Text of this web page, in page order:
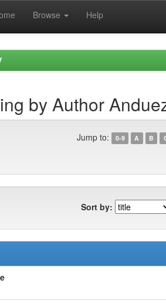
Browse Help
by Author
Jump to: 0-9 A B
Sort by: